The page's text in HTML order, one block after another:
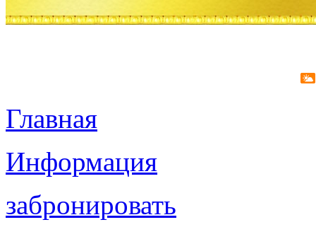
Главная
Информация
забронировать